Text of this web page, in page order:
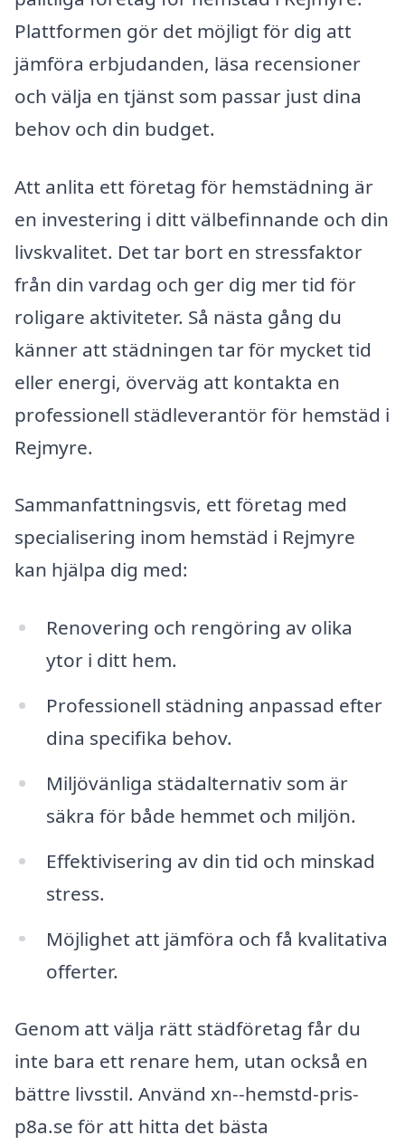
Plattformen gör det möjligt för dig att
jämföra erbjudanden, läsa recensioner
och välja en tjänst som passar just dina
behov och din budget.
Att anlita ett företag för hemstädning är
en investering i ditt välbefinnande och din
livskvalitet. Det tar bort en stressfaktor
från din vardag och ger dig mer tid för
roligare aktiviteter. Så nästa gång du
känner att städningen tar för mycket tid
eller energi, överväg att kontakta en
professionell städleverantör för hemstäd i
Rejmyre.
Sammanfattningsvis, ett företag med
specialisering inom hemstäd i Rejmyre
kan hjälpa dig med:
Renovering och rengöring av olika
ytor i ditt hem.
Professionell städning anpassad efter
dina specifika behov.
Miljövänliga städalternativ som är
säkra för både hemmet och miljön.
Effektivisering av din tid och minskad
stress.
Möjlighet att jämföra och få kvalitativa
offerter.
Genom att välja rätt städföretag får du
inte bara ett renare hem, utan också en
bättre livsstil. Använd xn--hemstd-pris-
p8a.se för att hitta det bästa